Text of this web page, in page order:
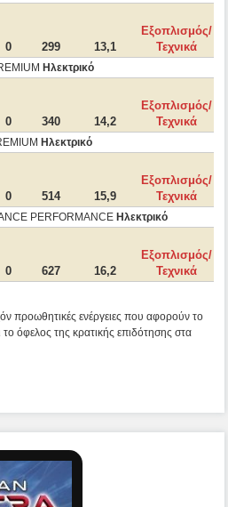
0 299 13,1
Εξοπλισμός/
Τεχνικά
Ηλεκτρικό
0 340 14,2
Εξοπλισμός/
Τεχνικά
Ηλεκτρικό
0 514 15,9
Εξοπλισμός/
Τεχνικά
PERFORMANCE Ηλεκτρικό
0 627 16,2
Εξοπλισμός/
Τεχνικά
προωθητικές ενέργειες που αφορούν το
όφελος της κρατικής επιδότησης στα